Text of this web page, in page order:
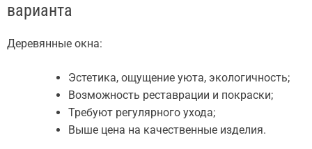
варианта
Деревянные окна:
Эстетика, ощущение уюта, экологичность;
Возможность реставрации и покраски;
Требуют регулярного ухода;
Выше цена на качественные изделия.